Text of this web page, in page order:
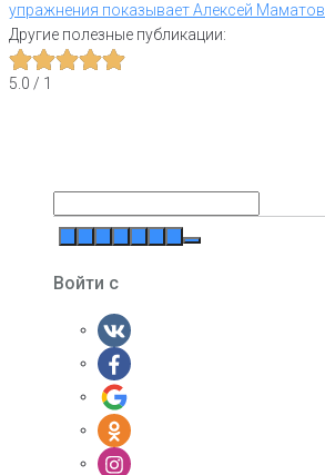
упражнения показывает Алексей Маматов
Другие полезные публикации:
5.0 / 1
Войти с